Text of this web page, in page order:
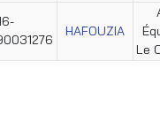
HAFOUZIA
Le